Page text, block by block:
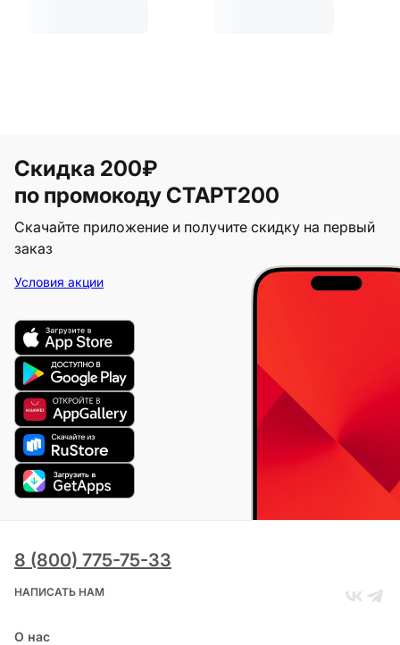
Скидка 200₽
по промокоду СТАРТ200
Скачайте приложение и получите скидку на первый
заказ
Условия акции
8 (800) 775-75-33
НАПИСАТЬ НАМ
О нас